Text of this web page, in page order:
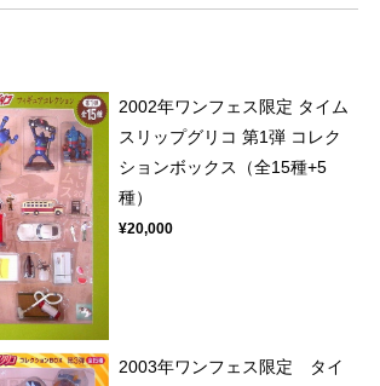
2002年ワンフェス限定 タイム
スリップグリコ 第1弾 コレク
ションボックス（全15種+5
種）
¥20,000
2003年ワンフェス限定 タイ